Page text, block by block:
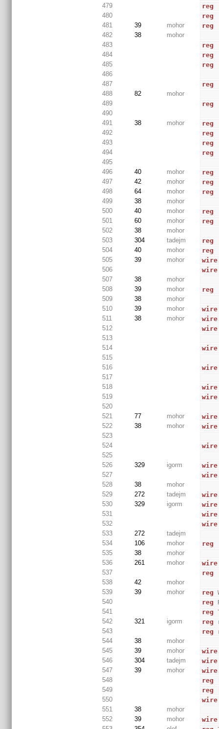
479
reg
480
reg
481
39 mohor reg
482
38
mohor
483
reg
484
reg
485
reg
486
487
reg
488
82
mohor
489
reg
490
491
38 mohor
reg
492
reg
493
reg
494
reg
495
496
40 mohor reg
497
42 mohor
reg
498
64 mohor reg
499
38
mohor
500
40 mohor reg
501
60 mohor reg
502
38
mohor
503
304 tadejm
reg
504
40 mohor reg
505
39 mohor
wire
506
wire
507
38
mohor
508
39 mohor reg
509
38
mohor
510
39 mohor wire
511
38 mohor wire
512
wire
513
514
wire
515
516
wire
517
518
wire
519
wire
520
521
77 mohor wire
522
38 mohor wire
523
524
wire
525
526
329 igorm
wire
527
wire
528
38
mohor
529
272 tadejm wire
530
329 igorm wire
531
wire
532
wire
533
272
tadejm
534
106 mohor reg
535
38
mohor
536
261 mohor
wire
537
reg
538
42
mohor
539
39 mohor reg
540
reg
541
reg
542
321 igorm reg
543
reg
544
38
mohor
545
39 mohor wire
546
304 tadejm
wire
547
39 mohor wire
548
reg
549
reg
550
wire
551
38
mohor
552
39 mohor wire